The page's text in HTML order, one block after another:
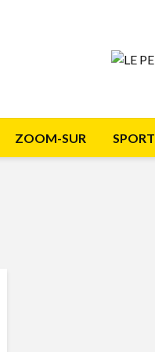
ZOOM-SUR SPORT